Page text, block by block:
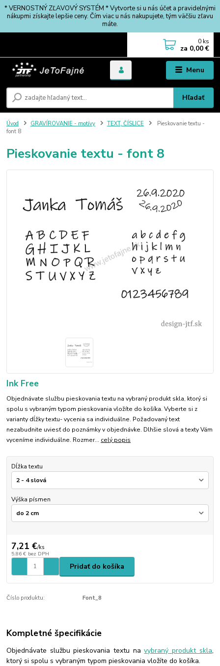
* VERNOSTNÝ ZĽAVOVÝ SYSTÉM * Vytvorte si u nás účet a pravidelnými
nákupmi získajte lepšie ceny. Čím viac u nás nakupujete, tým väčšiu zľavu
máte.
Menu
Hľadať
0 ks
za 0,00 €
Úvod GRAVÍROVANIE - motívy TEXT, ČÍSLICE
Pieskovanie textu -
font 8
Pieskovanie textu - font 8
Ink Free
Objednávate službu pieskovania textu na vybraný produkt skla, ktorý si
spolu s vybraným typom pieskovania vložíte do košíka. Vyberte si z
varianty dĺžky textu- vycenia sa individuálne. Požadovaný text
nezabudnite uviesť do poznámky v objednávke. Dlhšie slová a texty Vám
vyceníme individuálne. Rozmer... celý popis
Dĺžka textu
Výška písmen
7,21 €/ks
5,86 € bez DPH
Pridať do košíka
Číslo produktu: Font_8
Kompletné špecifikácie
Objednávate službu pieskovania textu navybraný produkt skla,
ktorý si spolu s vybraným typom pieskovania vložíte do košíka.